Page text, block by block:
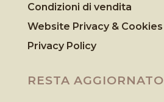
Condizioni di vendita
Website Privacy & Cookies
Privacy Policy
RESTA AGGIORNATO